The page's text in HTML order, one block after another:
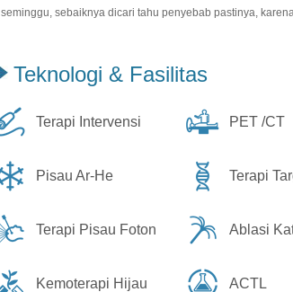
seminggu, sebaiknya dicari tahu penyebab pastinya,
Teknologi & Fasilitas
Terapi Intervensi PET /CT
Pisau Ar-He Terapi
Terapi Pisau Foton Ablasi
Kemoterapi Hijau ACTL